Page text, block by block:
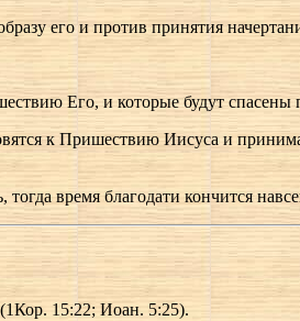
его и против принятия
Его, и которые будут
к Пришествию Иисуса и
время благодати кончится
15:22; Иоан. 5:25).